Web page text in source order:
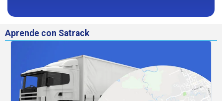
Aprende con Satrack